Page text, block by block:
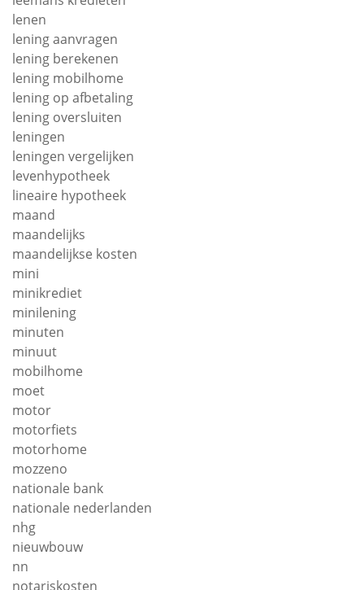
lenen
lening aanvragen
lening berekenen
lening mobilhome
lening op afbetaling
lening oversluiten
leningen
leningen vergelijken
levenhypotheek
lineaire hypotheek
maand
maandelijks
maandelijkse kosten
mini
minikrediet
minilening
minuten
minuut
mobilhome
moet
motor
motorfiets
motorhome
mozzeno
nationale bank
nationale nederlanden
nhg
nieuwbouw
nn
notariskosten